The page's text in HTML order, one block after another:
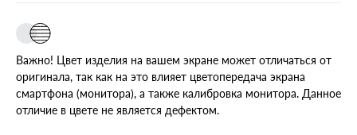
Важно! Цвет изделия на вашем экране может отличаться от
оригинала, так как на это влияет цветопередача экрана
смартфона (монитора), а также калибровка монитора. Данное
отличие в цвете не является дефектом.